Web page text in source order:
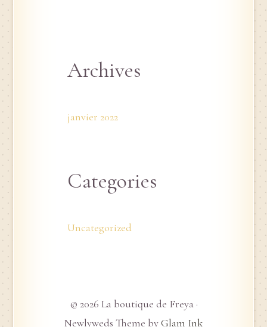
Archives
janvier 2022
Categories
Uncategorized
© 2026 La boutique de Freya ·
Newlyweds Theme byGlam Ink